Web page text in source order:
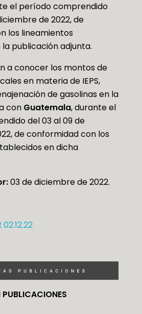
el período comprendido
de 2022, de
los lineamientos
publicación adjunta.
a conocer los montos de
en materia de IEPS,
de gasolinas en la
con Guatemala, durante el
del 03 al 09 de
de conformidad con los
en dicha
03 de diciembre de 2022.
02.12.22
PUBLICACIONES